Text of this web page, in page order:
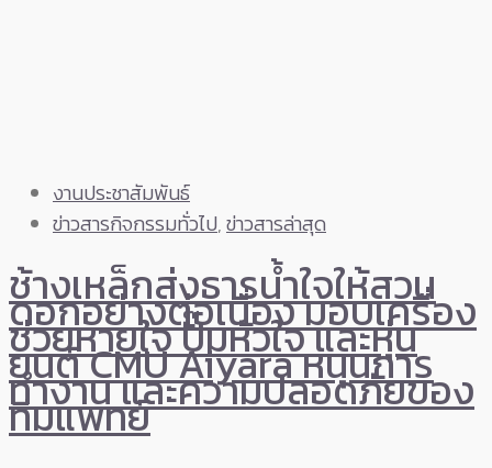
งานประชาสัมพันธ์
ข่าวสารกิจกรรมทั่วไป,ข่าวสารล่าสุด
ช้างเหล็กส่งธารน้ำใจให้สวน
ดอกอย่างต่อเนื่อง มอบเครื่อง
ช่วยหายใจ ปั๊มหัวใจ และหุ่น
ยนต์ CMU Aiyara หนุนการ
ทำงาน และความปลอดภัยของ
ทีมแพทย์